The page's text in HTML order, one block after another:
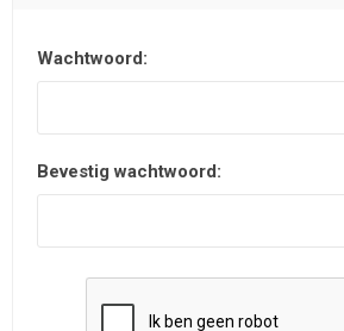
Wachtwoord:
Bevestig wachtwoord: